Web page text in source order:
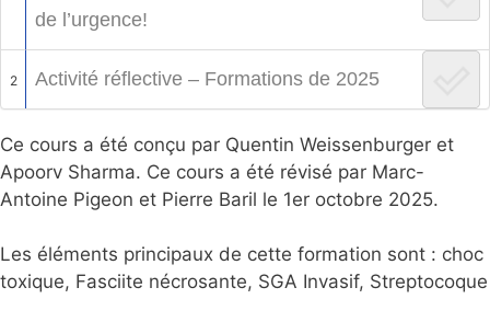
de l’urgence!
2 Activité réflective – Formations de 2025
Ce cours a été conçu par Quentin Weissenburger et
Apoorv Sharma. Ce cours a été révisé par Marc-
Antoine Pigeon et Pierre Baril le 1er octobre 2025.
Les éléments principaux de cette formation sont : choc
toxique, Fasciite nécrosante, SGA Invasif, Streptocoque